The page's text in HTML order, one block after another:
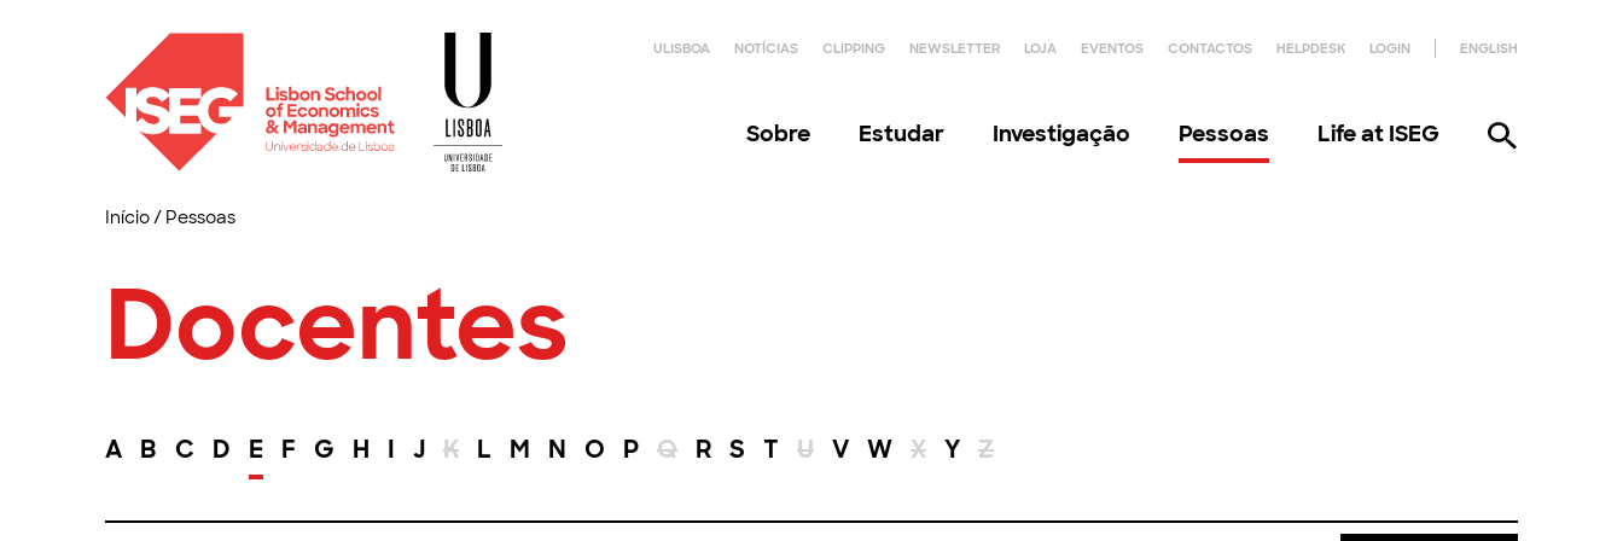
ULISBOA NOTÍCIAS CLIPPING NEWSLETTER LOJA EVENTOS CONTACTOS HELPDESK LOGIN ENGLISH
Sobre Estudar Investigação Pessoas Life at ISEG
Início/ Pessoas
Docentes
A B C D E F G H I J K L M N O P Q R S T U V W X Y Z